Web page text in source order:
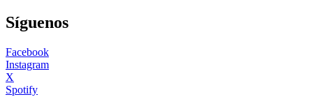
Síguenos
Facebook
Instagram
X
Spotify